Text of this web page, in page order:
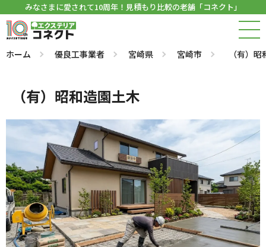
みなさまに愛されて10周年！見積もり比較の老舗「コネクト」
ホーム 優良工事業者 宮崎県 宮崎市 （有）
（有）昭和造園土木